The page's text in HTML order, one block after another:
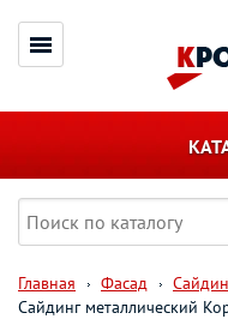
Главная Фасад
Сайдинг металлический